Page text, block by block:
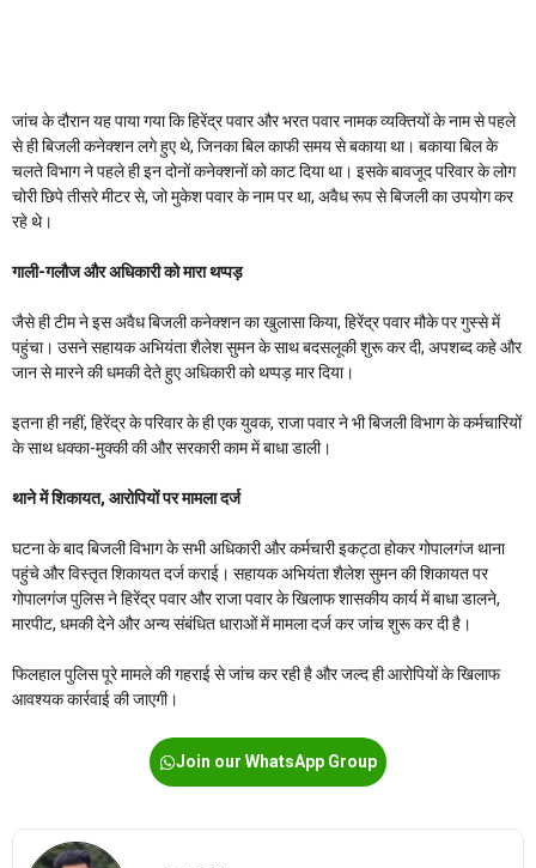
जांच के दौरान यह पाया गया कि हिरेंद्र पवार और भरत पवार नामक व्यक्तियों के नाम से पहले
से ही बिजली कनेक्शन लगे हुए थे, जिनका बिल काफी समय से बकाया था। बकाया बिल के
चलते विभाग ने पहले ही इन दोनों कनेक्शनों को काट दिया था। इसके बावजूद परिवार के लोग
चोरी छिपे तीसरे मीटर से, जो मुकेश पवार के नाम पर था, अवैध रूप से बिजली का उपयोग कर
रहे थे।
गाली-गलौज और अधिकारी को मारा थप्पड़
जैसे ही टीम ने इस अवैध बिजली कनेक्शन का खुलासा किया, हिरेंद्र पवार मौके पर गुस्से में
पहुंचा। उसने सहायक अभियंता शैलेश सुमन के साथ बदसलूकी शुरू कर दी, अपशब्द कहे और
जान से मारने की धमकी देते हुए अधिकारी को थप्पड़ मार दिया।
इतना ही नहीं, हिरेंद्र के परिवार के ही एक युवक, राजा पवार ने भी बिजली विभाग के कर्मचारियों
के साथ धक्का-मुक्की की और सरकारी काम में बाधा डाली।
थाने में शिकायत, आरोपियों पर मामला दर्ज
घटना के बाद बिजली विभाग के सभी अधिकारी और कर्मचारी इकट्ठा होकर गोपालगंज थाना
पहुंचे और विस्तृत शिकायत दर्ज कराई। सहायक अभियंता शैलेश सुमन की शिकायत पर
गोपालगंज पुलिस ने हिरेंद्र पवार और राजा पवार के खिलाफ शासकीय कार्य में बाधा डालने,
मारपीट, धमकी देने और अन्य संबंधित धाराओं में मामला दर्ज कर जांच शुरू कर दी है।
फिलहाल पुलिस पूरे मामले की गहराई से जांच कर रही है और जल्द ही आरोपियों के खिलाफ
आवश्यक कार्रवाई की जाएगी।
Join our WhatsApp Group